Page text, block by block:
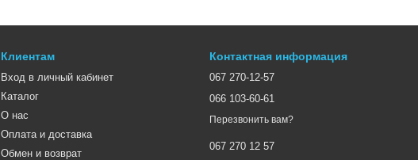
Клиентам
Вход в личный кабинет
Каталог
О нас
Оплата и доставка
Обмен и возврат
Контактная информация
067 270-12-57
066 103-60-61
Перезвонить вам?
067 270 12 57